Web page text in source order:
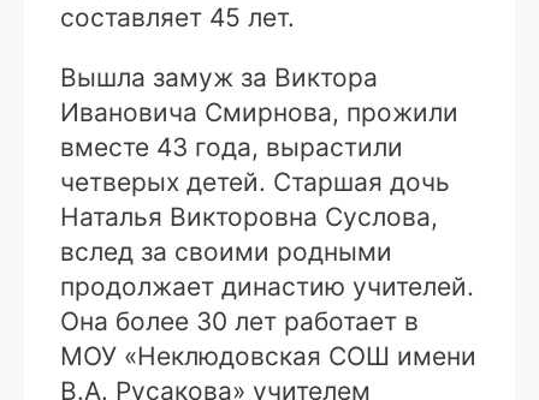
составляет 45 лет.
Вышла замуж за Виктора
Ивановича Смирнова, прожили
вместе 43 года, вырастили
четверых детей. Старшая дочь
Наталья Викторовна Суслова,
вслед за своими родными
продолжает династию учителей.
Она более 30 лет работает в
МОУ «Неклюдовская СОШ имени
В.А. Русакова» учителем